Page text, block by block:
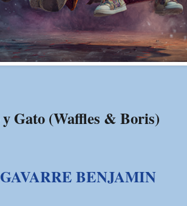
Gato (Waffles & Boris)
GAVARRE BENJAMIN